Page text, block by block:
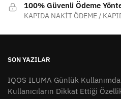
100% Güvenli Ödeme
KAPIDA NAKİT ÖDEME /
SON YAZILAR
IQOS ILUMA Günlük
Kullanıcıların Dikkat Ettiği